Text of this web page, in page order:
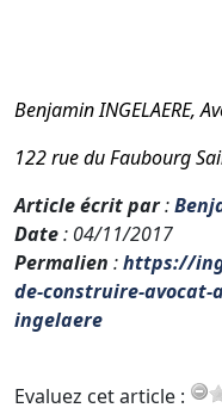
Benjamin INGELAERE,
122 rue du Faubourg
Article écrit par:
Date: 04/11/2017
Permalien :https://
de-construire-
ingelaere
Evaluez cet article :